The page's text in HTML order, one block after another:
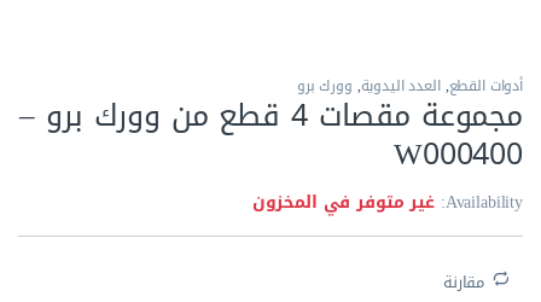
أدوات القطع,العدد اليدوية, وورك برو
مجموعة مقصات 4 قطع من وورك برو –
W000400
Availability: غير متوفر في المخزون
مقارنة